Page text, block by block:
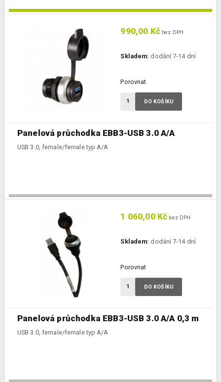
Panelová průchodka EBB3-USB 3.0 A/A
USB 3.0, female/female typ A/A
990,00 Kč bez DPH
Skladem: dodání 7-14 dní
Porovnat
DO KOŠÍKU
Panelová průchodka EBB3-USB 3.0 A/A 0,3 m
USB 3.0, female/female typ A/A
1 060,00 Kč bez DPH
Skladem: dodání 7-14 dní
Porovnat
DO KOŠÍKU